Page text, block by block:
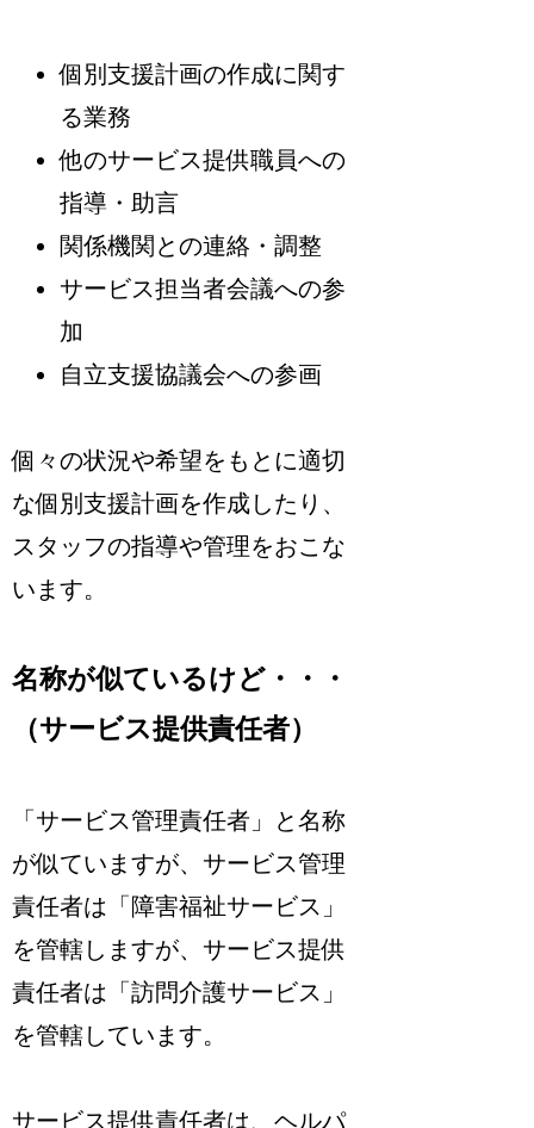
個別支援計画の作成に関す
る業務
他のサービス提供職員への
指導・助言
関係機関との連絡・調整
サービス担当者会議への参
加
自立支援協議会への参画
個々の状況や希望をもとに適切
な個別支援計画を作成したり、
スタッフの指導や管理をおこな
います。
名称が似ているけど・・・
（サービス提供責任者）
「サービス管理責任者」と名称
が似ていますが、サービス管理
責任者は「障害福祉サービス」
を管轄しますが、サービス提供
責任者は「訪問介護サービス」
を管轄しています。
サービス提供責任者は、ヘルパ